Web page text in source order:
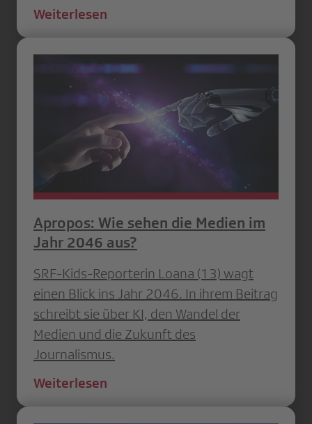
Weiterlesen
Apropos: Wie sehen die Medien im
Jahr 2046 aus?
SRF-Kids-Reporterin Loana (13) wagt
einen Blick ins Jahr 2046. In ihrem Beitrag
schreibt sie über KI, den Wandel der
Medien und die Zukunft des
Journalismus.
Weiterlesen